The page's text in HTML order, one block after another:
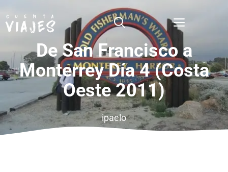
al
contenido
Menú
De San Francisco a
Monterrey Día 4 (Costa
Oeste 2011)
ipaelo